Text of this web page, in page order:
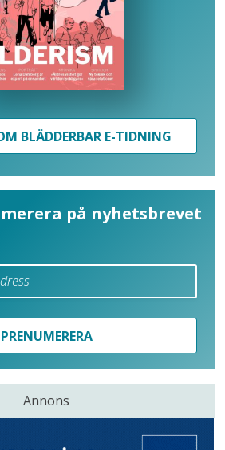
BLÄDDERBAR E-TIDNING
på nyhetsbrevet
PRENUMERERA
Annons